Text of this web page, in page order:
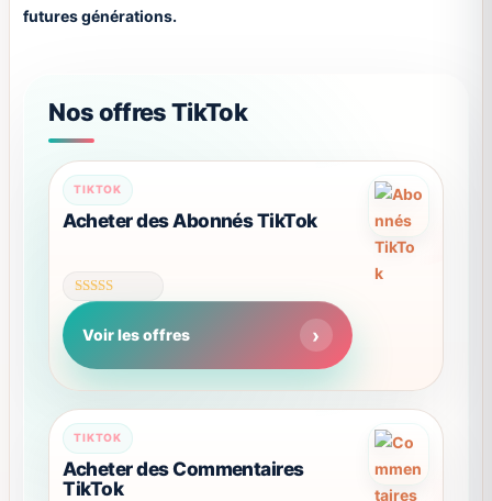
futures générations.
Nos offres TikTok
TIKTOK
Acheter des Abonnés TikTok
Note
sur 5
Voir les offres
Ce
produit
variations.
Les
options
peuvent
choisies
sur
la
TIKTOK
Acheter des Commentaires
TikTok